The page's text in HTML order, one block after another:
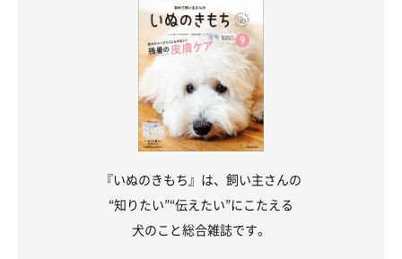
『いぬのきもち』は、飼い主さんの
“知りたい”“伝えたい”にこたえる
犬のこと総合雑誌です。